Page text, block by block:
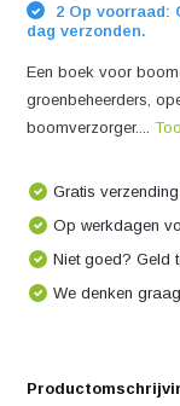
2 Op voorraad:
dag verzonden.
Een boek voor
groenbeheerders,
boomverzorger....
Gratis
Op werkdagen
Niet goed? Geld
We denken